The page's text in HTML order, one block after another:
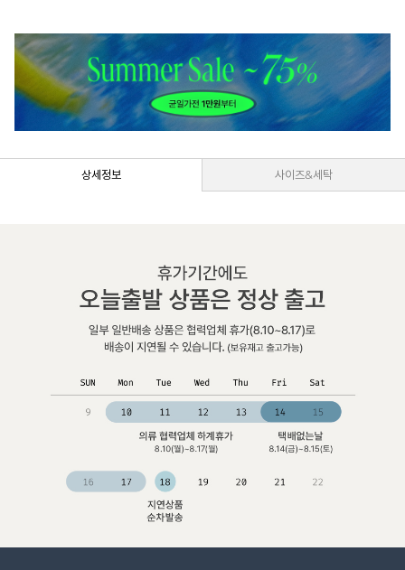
상세정보 사이즈&세탁